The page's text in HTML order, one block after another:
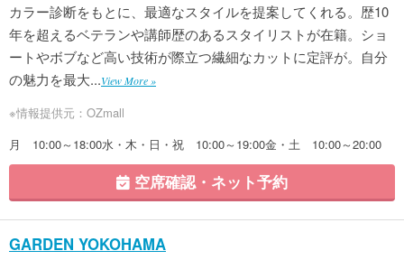
カラー診断をもとに、最適なスタイルを提案してくれる。歴10
年を超えるベテランや講師歴のあるスタイリストが在籍。ショ
ートやボブなど高い技術が際立つ繊細なカットに定評が。自分
の魅力を最大...View More »
※情報提供元：OZmall
月 10:00～18:00水・木・日・祝 10:00～19:00金・土 10:00～20:00
空席確認・ネット予約
GARDEN YOKOHAMA